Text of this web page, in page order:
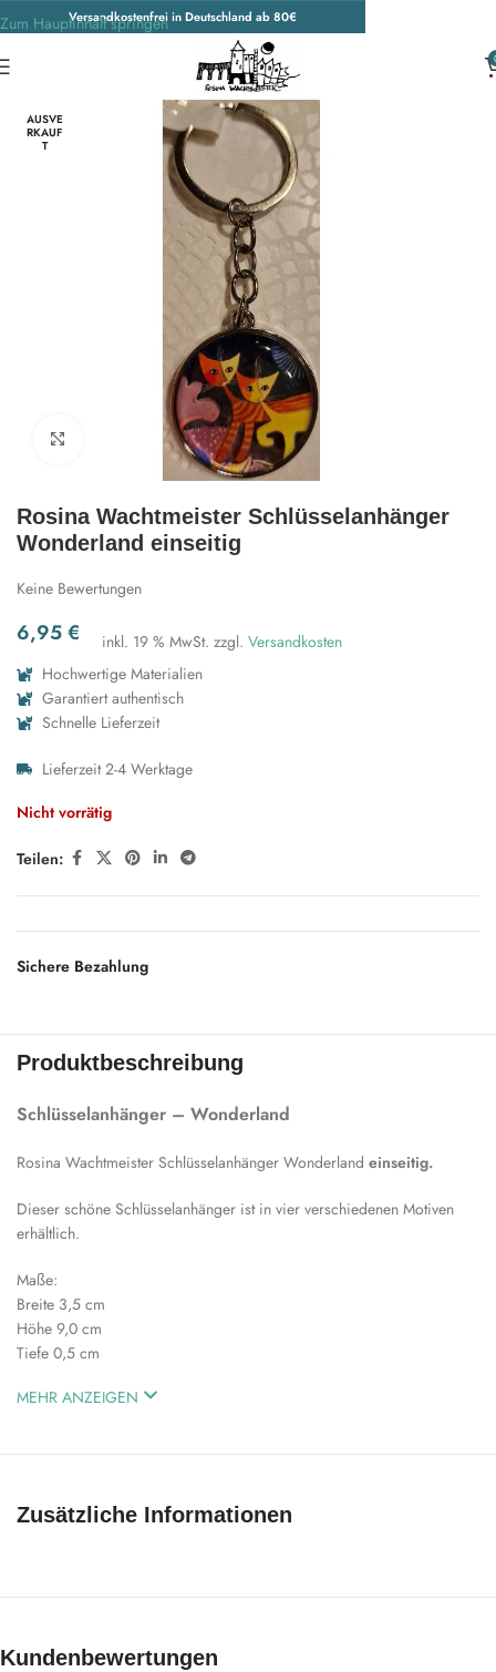
Versandkostenfrei in Deutschland ab 80€
Zum Hauptinhalt springen
Accessoires
AUSVE
RKAUF
T
Zum Vergrößern klicken
Rosina Wachtmeister Schlüsselanhänger
Wonderland einseitig
Keine Bewertungen
6,95€ inkl. 19 % MwSt. zzgl. Versandkosten
Hochwertige Materialien
Garantiert authentisch
Schnelle Lieferzeit
Lieferzeit 2-4 Werktage
Nicht vorrätig
Teilen:
Sichere Bezahlung
Produktbeschreibung
Schlüsselanhänger – Wonderland
Rosina Wachtmeister Schlüsselanhänger Wonderland einseitig.
Dieser schöne Schlüsselanhänger ist in vier verschiedenen Motiven
erhältlich.
Maße:
Breite 3,5 cm
Höhe 9,0 cm
Tiefe 0,5 cm
MEHR ANZEIGEN
Zusätzliche Informationen
Kundenbewertungen